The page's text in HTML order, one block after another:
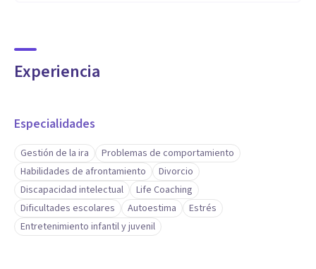
Experiencia
Especialidades
Gestión de la ira
Problemas de comportamiento
Habilidades de afrontamiento
Divorcio
Discapacidad intelectual
Life Coaching
Dificultades escolares
Autoestima
Estrés
Entretenimiento infantil y juvenil